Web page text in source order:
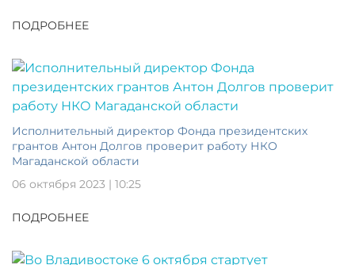
ПОДРОБНЕЕ
Исполнительный директор Фонда президентских
грантов Антон Долгов проверит работу НКО
Магаданской области
06 октября 2023 | 10:25
ПОДРОБНЕЕ